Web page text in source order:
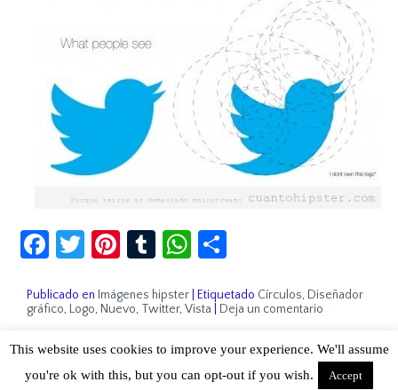
Facebook
Twitter
Pinterest
TumblrWhatsApp
Publicado en Imágenes hipster Etiquetado Círculos, Diseñador
gráfico, Logo, Nuevo, Twitter,Vista Deja un comentario
Sobre Cuánto Hipster | Aviso legal |Contacto
This website uses cookies to improve your experience. We'll assume
you're ok with this, but you can opt-out if you wish.
Accept